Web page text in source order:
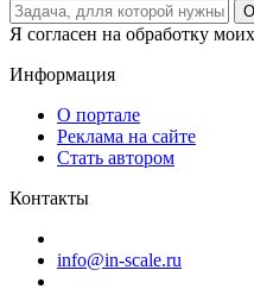
Я согласен на обработку
Информация
О портале
Реклама на сайте
Стать автором
Контакты
info@in-scale.ru